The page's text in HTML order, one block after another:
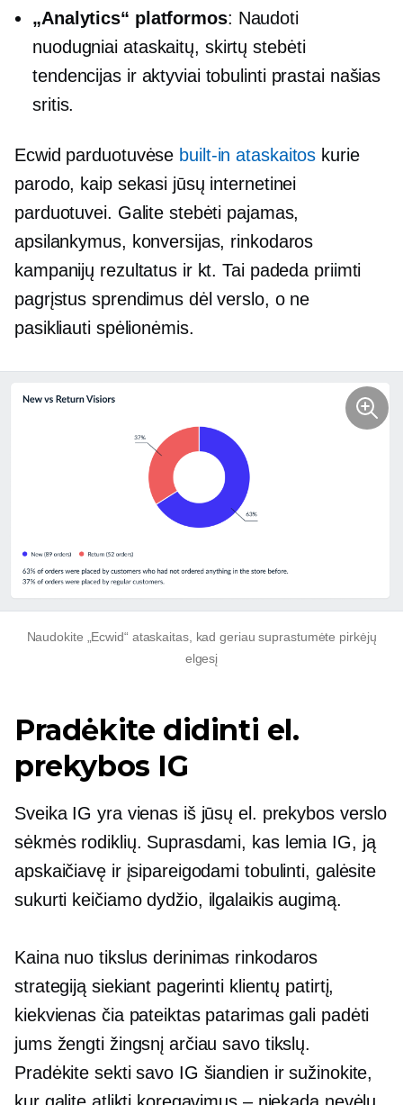
„Analytics“ platformos: Naudoti
nuodugniai ataskaitų, skirtų stebėti
tendencijas ir aktyviai tobulinti prastai našias
sritis.
Ecwid parduotuvėse built-in ataskaitos kurie
parodo, kaip sekasi jūsų internetinei
parduotuvei. Galite stebėti pajamas,
apsilankymus, konversijas, rinkodaros
kampanijų rezultatus ir kt. Tai padeda priimti
pagrįstus sprendimus dėl verslo, o ne
pasikliauti spėlionėmis.
Naudokite „Ecwid“ ataskaitas, kad geriau suprastumėte pirkėjų
elgesį
Pradėkite didinti el.
prekybos IG
Sveika IG yra vienas iš jūsų el. prekybos verslo
sėkmės rodiklių. Suprasdami, kas lemia IG, ją
apskaičiavę ir įsipareigodami tobulinti, galėsite
sukurti keičiamo dydžio, ilgalaikisaugimą.
Kaina nuotikslus derinimas rinkodaros
strategiją siekiant pagerinti klientų patirtį,
kiekvienas čia pateiktas patarimas gali padėti
jums žengti žingsnį arčiau savo tikslų.
Pradėkite sekti savo IG šiandien ir sužinokite,